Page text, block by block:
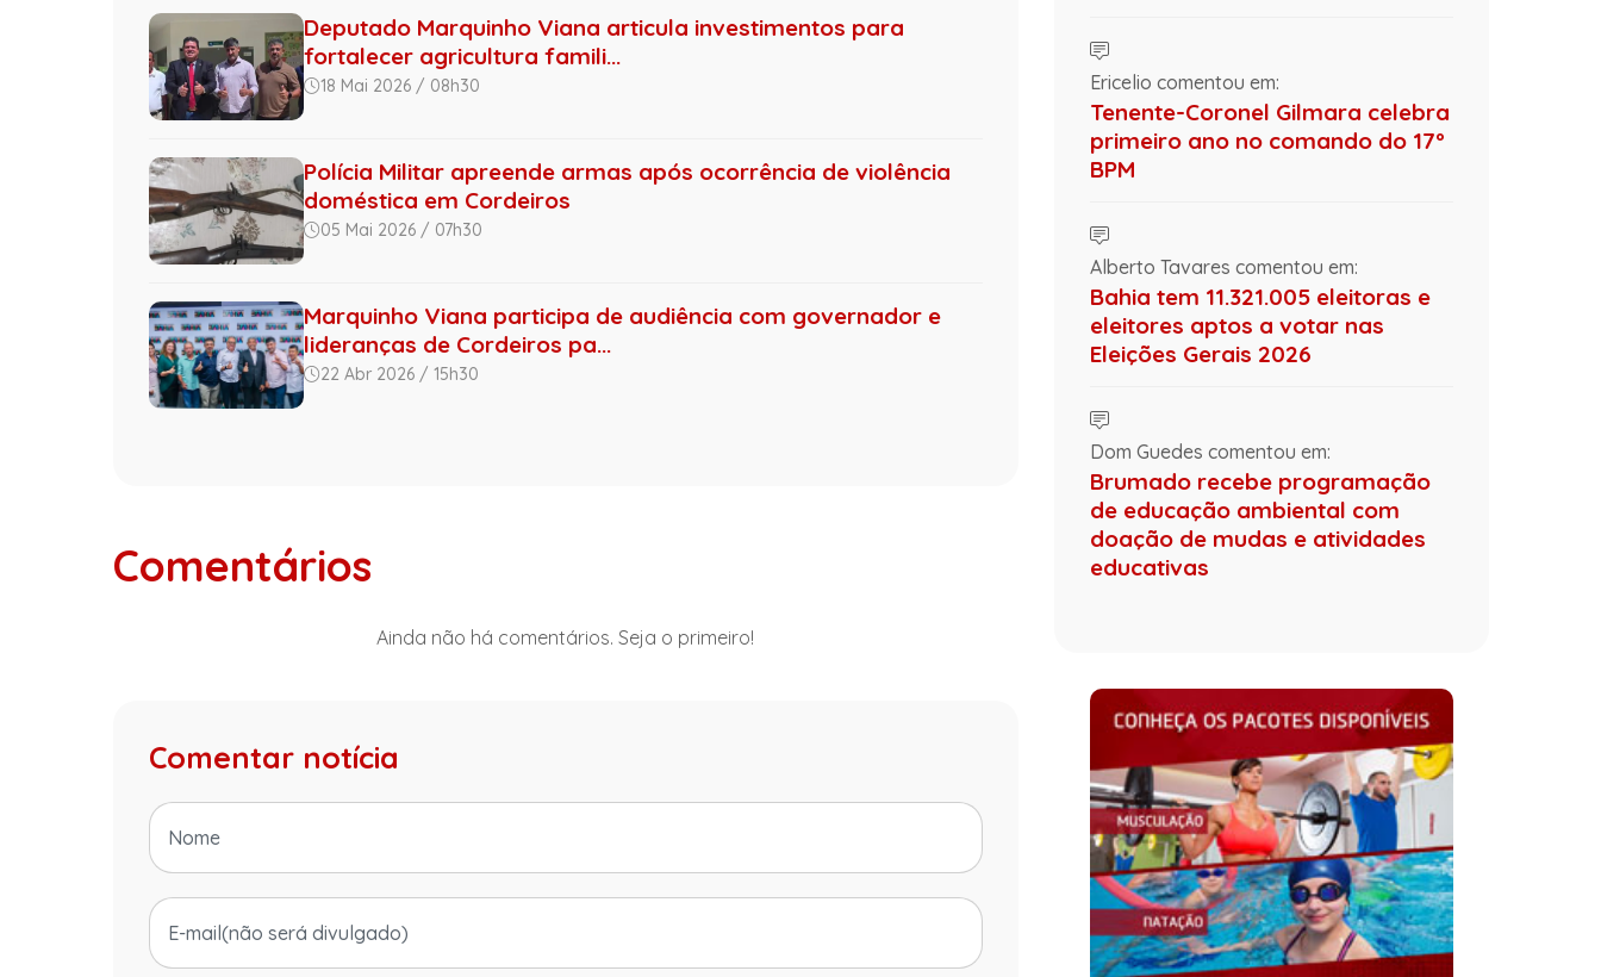
Deputado Marquinho Viana articula investimentos para
fortalecer agricultura famili...
18 Mai 2026 / 08h30
Polícia Militar apreende armas após ocorrência de violência
doméstica em Cordeiros
05 Mai 2026 / 07h30
Marquinho Viana participa de audiência com governador e
lideranças de Cordeiros pa...
22 Abr 2026 / 15h30
Comentários
Ainda não há comentários. Seja o primeiro!
Comentar notícia
Ericelio comentou em:
Tenente-Coronel Gilmara celebra
primeiro ano no comando do 17º
BPM
Alberto Tavares comentou em:
Bahia tem 11.321.005 eleitoras e
eleitores aptos a votar nas
Eleições Gerais 2026
Dom Guedes comentou em:
Brumado recebe programação
de educação ambiental com
doação de mudas e atividades
educativas